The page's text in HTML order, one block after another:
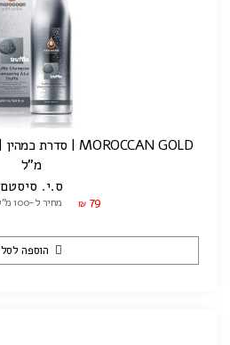
מ"ל
ס.י. סיסטם
₪ 79 מחיר ל-100 מ"ל: ₪15.80
הוספה לסל